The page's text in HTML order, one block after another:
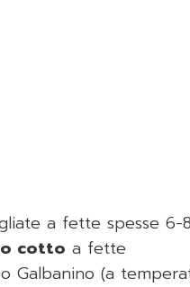
a fette spesse 6-
cotto a fette
Galbanino (a